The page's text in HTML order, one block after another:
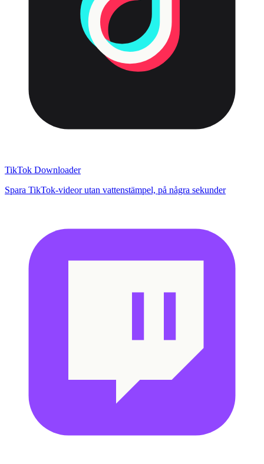
TikTok Downloader
Spara TikTok-videor utan vattenstämpel, på några sekunder